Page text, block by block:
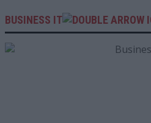
BUSINESS IT